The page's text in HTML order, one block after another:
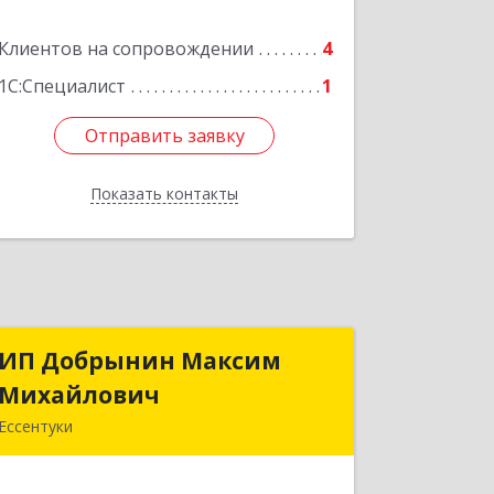
Клиентов на сопровождении
4
1С:Специалист
1
Отправить заявку
Показать контакты
домовладение № 9, корпус 1
Отправить заявку
Назад
ИП Добрынин Максим
Михайлович
Ессентуки
ИП Добрынин Максим